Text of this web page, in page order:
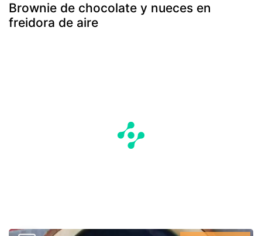
Brownie de chocolate y nueces en
freidora de aire